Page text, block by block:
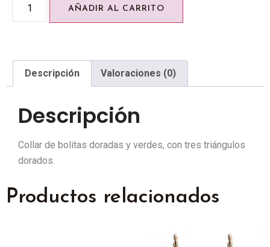
AÑADIR AL CARRITO
Descripción Valoraciones (0)
Descripción
Collar de bolitas doradas y verdes, con tres triángulos
dorados.
Productos relacionados